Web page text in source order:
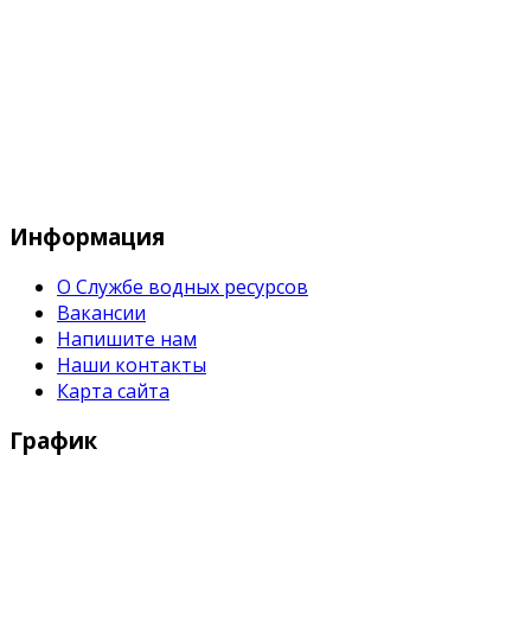
Информация
О Службе водных ресурсов
Вакансии
Напишите нам
Наши контакты
Карта сайта
График